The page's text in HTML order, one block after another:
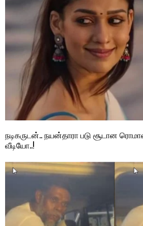
நடிகருடன்.. நயன்தாரா படு சூடான
வீடியோ..!